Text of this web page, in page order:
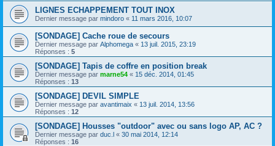
LIGNES ECHAPPEMENT TOUT INOX
Dernier message par mindoro « 11 mars 2016, 10:07
[SONDAGE] Cache roue de secours
Dernier message par Alphomega « 13 juil. 2015, 23:19
Réponses : 5
[SONDAGE] Tapis de coffre en position break
Dernier message par marne54 « 15 déc. 2014, 01:45
Réponses : 13
[SONDAGE] DEVIL SIMPLE
Dernier message par avantimaix « 13 juil. 2014, 13:56
Réponses : 12
[SONDAGE] Housses "outdoor" avec ou sans logo AP, AC ?
Dernier message par duc.l « 30 mai 2014, 12:14
Réponses : 16